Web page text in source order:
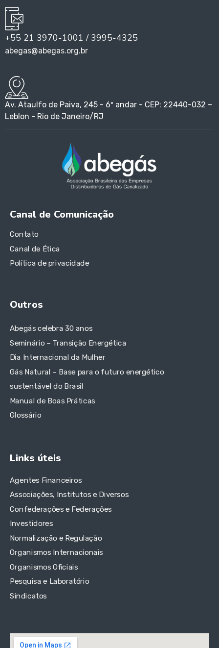
+55 21 3970-1001 / 3995-4325
abegas@abegas.org.br
Av. Ataulfo de Paiva, 245 - 6º andar - CEP: 22440-032 –
Leblon - Rio de Janeiro/RJ
Canal de Comunicação
Contato
Canal de Ética
Política de privacidade
Outros
Abegás celebra 30 anos
Seminário – Transição Energética
Dia Internacional da Mulher
Gás Natural – Base para o futuro energético
sustentável do Brasil
Manual de Boas Práticas
Glossário
Links úteis
Agentes Financeiros
Associações, Institutos e Diversos
Confederações e Federações
Investidores
Normalização e Regulação
Organismos Internacionais
Organismos Oficiais
Pesquisa e Laboratório
Sindicatos